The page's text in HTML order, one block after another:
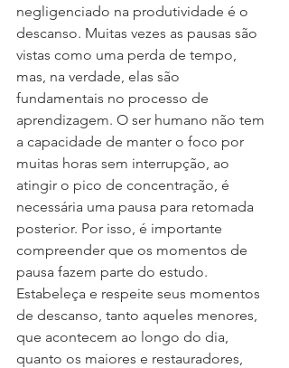
negligenciado na produtividade é o
descanso. Muitas vezes as pausas são
vistas como uma perda de tempo,
mas, na verdade, elas são
fundamentais no processo de
aprendizagem. O ser humano não tem
a capacidade de manter o foco por
muitas horas sem interrupção, ao
atingir o pico de concentração, é
necessária uma pausa para retomada
posterior. Por isso, é importante
compreender que os momentos de
pausa fazem parte do estudo.
Estabeleça e respeite seus momentos
de descanso, tanto aqueles menores,
que acontecem ao longo do dia,
quanto os maiores e restauradores,